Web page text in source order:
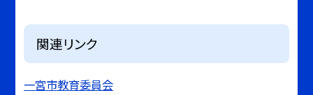
関連リンク
一宮市教育委員会